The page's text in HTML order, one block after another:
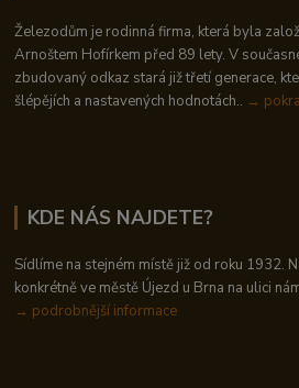
Železodům je rodinná firma, která byla
Arnoštem Hofírkem před 89 lety. V
zbudovaný odkaz stará již třetí generace,
šlépějích a nastavených hodnotách.. →
KDE NÁS NAJDETE?
Sídlíme na stejném místě již od roku 1932.
konkrétně ve městě Újezd u Brna na ulici
→ podrobnější informace